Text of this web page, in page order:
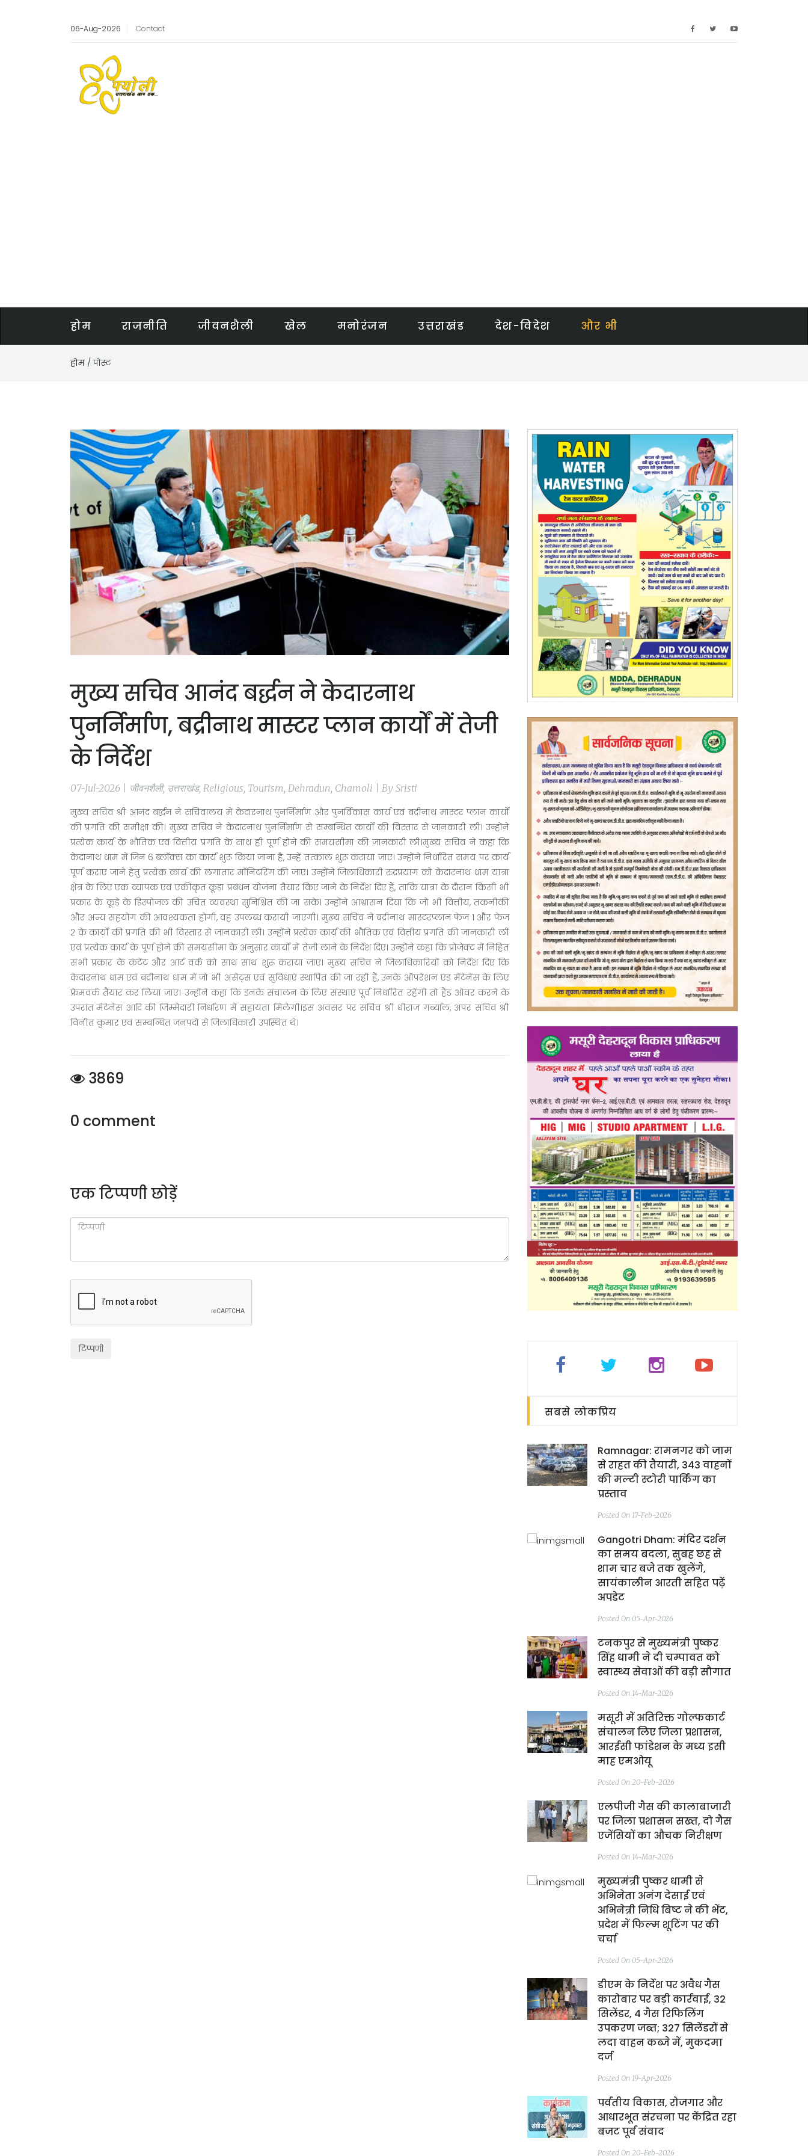
06-Aug-2026 Contact
होम राजनीति जीवनशैली खेल मनोरंजन उत्तराखंड देश-विदेश और भी
होम / पोस्ट
मुख्य सचिव आनंद बर्द्धन ने केदारनाथ
पुनर्निर्माण, बद्रीनाथ मास्टर प्लान कार्यों में तेजी
के निर्देश
07-Jul-2026 | जीवनशैली, उत्तराखंड, Religious, Tourism, Dehradun, Chamoli | By Sristi
मुख्य सचिव श्री आनंद बर्द्धन ने सचिवालय में केदारनाथ पुनर्निर्माण और पुनर्विकास कार्य एवं बद्रीनाथ मास्टर प्लान कार्यों
की प्रगति की समीक्षा की। मुख्य सचिव ने केदारनाथ पुनर्निर्माण से सम्बन्धित कार्यों की विस्तार से जानकारी ली। उन्होंने
प्रत्येक कार्य के भौतिक एवं वित्तीय प्रगति के साथ ही पूर्ण होने की समयसीमा की जानकारी ली।मुख्य सचिव ने कहा कि
केदानाथ धाम में जिन 6 ब्लॉक्स का कार्य शुरू किया जाना है, उन्हें तत्काल शुरू कराया जाए। उन्होंने निर्धारित समय पर कार्य
पूर्ण कराए जाने हेतु प्रत्येक कार्य की लगातार मॉनिटरिंग की जाए। उन्होंने जिलाधिकारी रुद्रप्रयाग को केदारनाथ धाम यात्रा
क्षेत्र के लिए एक व्यापक एवं एकीकृत कूड़ा प्रबंधन योजना तैयार किए जाने के निर्देश दिए हैं, ताकि यात्रा के दौरान किसी भी
प्रकार के कूड़े के डिस्पोजल की उचित व्यवस्था सुनिश्चित की जा सके। उन्होंने आश्वासन दिया कि जो भी वित्तीय, तकनीकी
और अन्य सहयोग की आवश्यकता होगी, वह उपलब्ध करायी जाएगी। मुख्य सचिव ने बद्रीनाथ मास्टरप्लान फेज 1 और फेज
2 के कार्यों की प्रगति की भी विस्तार से जानकारी ली। उन्होंने प्रत्येक कार्य की भौतिक एवं वित्तीय प्रगति की जानकारी ली
एवं प्रत्येक कार्य के पूर्ण होने की समयसीमा के अनुसार कार्यों में तेजी लाने के निर्देश दिए। उन्होंने कहा कि प्रोजेक्ट में निहित
सभी प्रकार के कंटेंट और आर्ट वर्क को साथ साथ शुरू कराया जाए। मुख्य सचिव ने जिलाधिकारियों को निर्देश दिए कि
केदारनाथ धाम एवं बद्रीनाथ धाम में जो भी असेट्स एवं सुविधाएं स्थापित की जा रही हैं, उनके ऑपरेशन एंड मेंटेनेंस के लिए
फ्रेमवर्क तैयार कर लिया जाए। उन्होंने कहा कि इनके संचालन के लिए संस्थाएं पूर्व निर्धारित रहेंगी तो हैंड ओवर करने के
उपरांत मेंटेनेंस आदि की जिम्मेदारी निर्धारण में सहायता मिलेगी।इस अवसर पर सचिव श्री धीराज गर्ब्याल, अपर सचिव श्री
विनीत कुमार एवं सम्बन्धित जनपदों से जिलाधिकारी उपस्थित थे।
3869
0 comment
एक टिप्पणी छोड़ें
सबसे लोकप्रिय
Ramnagar: रामनगर को जाम
से राहत की तैयारी, 343 वाहनों
की मल्टी स्टोरी पार्किंग का
प्रस्ताव
Posted On 17-Feb-2026
Gangotri Dham: मंदिर दर्शन
का समय बदला, सुबह छह से
शाम चार बजे तक खुलेंगे,
सायंकालीन आरती सहित पढ़ें
अपडेट
Posted On 05-Apr-2026
टनकपुर से मुख्यमंत्री पुष्कर
सिंह धामी ने दी चम्पावत को
स्वास्थ्य सेवाओं की बड़ी सौगात
Posted On 14-Mar-2026
मसूरी में अतिरिक्त गोल्फकार्ट
संचालन लिए जिला प्रशासन,
आरईसी फांडेशन के मध्य इसी
माह एमओयू
Posted On 20-Feb-2026
एलपीजी गैस की कालाबाजारी
पर जिला प्रशासन सख्त, दो गैस
एजेंसियों का औचक निरीक्षण
Posted On 14-Mar-2026
मुख्यमंत्री पुष्कर धामी से
अभिनेता अनंग देसाई एवं
अभिनेत्री निधि बिष्ट ने की भेंट,
प्रदेश में फिल्म शूटिंग पर की
चर्चा
Posted On 05-Apr-2026
डीएम के निर्देश पर अवैध गैस
कारोबार पर बड़ी कार्रवाई, 32
सिलेंडर, 4 गैस रिफिलिंग
उपकरण जब्त; 327 सिलेंडरों से
लदा वाहन कब्जे में, मुकदमा
दर्ज
Posted On 19-Apr-2026
पर्वतीय विकास, रोजगार और
आधारभूत संरचना पर केंद्रित रहा
बजट पूर्व संवाद
Posted On 20-Feb-2026